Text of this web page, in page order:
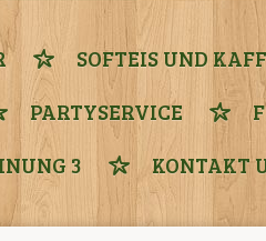
SOFTEIS UND
PARTYSERVICE
3 KONTAKT